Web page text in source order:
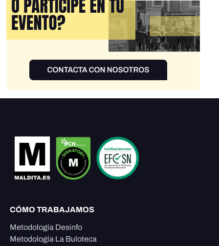
CÓMO TRABAJAMOS
Metodología Desinfo
Metodología La Buloteca